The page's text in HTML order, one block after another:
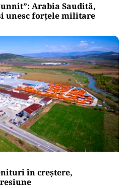
Arabia Saudită,
unesc forțele militare
în creștere,